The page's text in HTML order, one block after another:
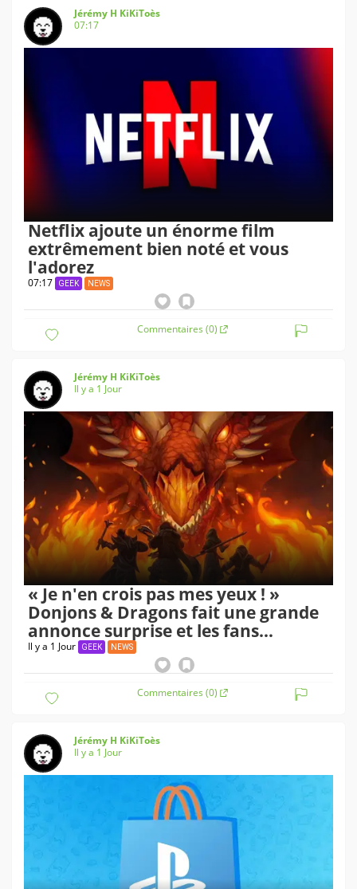
Jérémy H KiKiToès
07:17
Netflix ajoute un énorme film
extrêmement bien noté et vous
l'adorez
07:17 GEEK NEWS
Commentaires (0)
Jérémy H KiKiToès
Il y a 1 Jour
« Je n'en crois pas mes yeux ! »
Donjons & Dragons fait une grande
annonce surprise et les fans
adorent déjà
Il y a 1 Jour GEEK NEWS
Commentaires (0)
Jérémy H KiKiToès
Il y a 1 Jour